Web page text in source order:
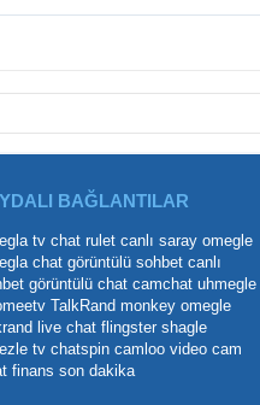
BAĞLANTILAR
tv chat rulet canlı saray omegle
chat görüntülü sohbet canlı
görüntülü chat camchat uhmegle
TalkRand monkey omegle
live chat flingster shagle
tv chatspin camloo video cam
finans son dakika